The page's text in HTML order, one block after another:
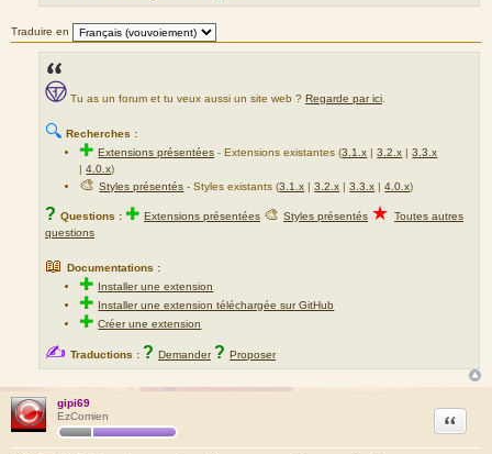
Traduire en
Tu as un forum et tu veux aussi un site web ? Regarde par ici
🔍 Recherches :
✚Extensions présentées -Extensions existantes (3.1.x |3.2.x |3.3.x
|4.0.x)
🎨Styles présentés - Styles existants (3.1.x |3.2.x |3.3.x |4.0.x)
? Questions : ✚ Extensions présentées 🎨 Styles présentés ★ Toutes autres
questions
📖 Documentations :
✚ Installer une extension
✚ Installer une extension téléchargée sur GitHub
✚Créer une extension
✍ Traductions : ? Demander ? Proposer
gipi69
EzComien
Citation